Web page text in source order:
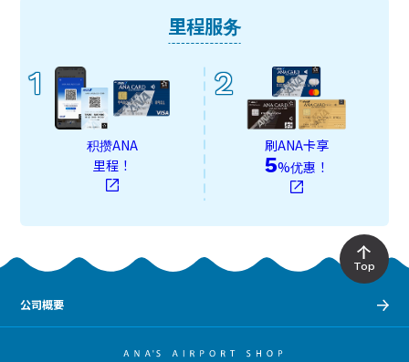
里程服务
1
积攒ANA
里程！
2
刷ANA卡享
5%优惠！
Top
公司概要